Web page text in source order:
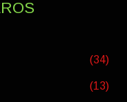
(34)
(13)